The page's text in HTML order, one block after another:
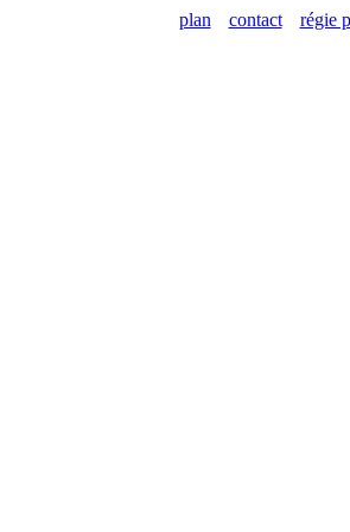
plan contact régie